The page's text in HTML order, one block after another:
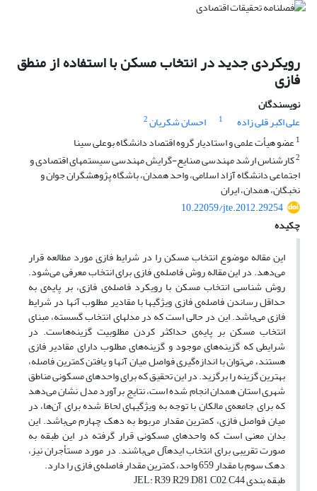
رویکردی جدید در انتخاب مسکن با استفاده از منطق
فازی
نویسندگان
علی اکبر قلی زاده
1 احسان شکریان2
1عضو هیأت علمی و استادیار گروه اقتصاد دانشگاه بوعلی سینا
2 کارشناس ارشد مهندسی صنایع-گرایش مهندسی سیستم‎های اقتصادی و
اجتماعی دانشگاه آزاد اسلامی، واحد همدان، باشگاه پژوهشگران جوان و
نخبگان، همدان، ایران
10.22059/jte.2012.29254
چکیده
این مقاله موضوع انتخاب مسکن را در شرایط فازی مورد مطالعه قرار
می‌دهد. در این مقاله روش فاصله‌ی فازی برای انتخاب معرفی می‌شود.
روش شناسی انتخاب مسکن با رویکرد فاصله‌ی فازی، بر پایه‌ی به
حداقل رساندن فاصله‌ی فازی ویژگی‎ها با مقادیر مطلوب آن‎ها در شرایط
فازی می‌باشد. این در حالی است که در مدل‎های انتخاب گسسته، مبنای
انتخاب مسکن بر پایه‌ی حداکثر کردن مطلوبیت گزینه‌هاست. در
شرایطی که گزینه‌های موجود و گزینه‌های مطلوب دارای مقادیر فازی
هستند، می‌توان با اندازه‌گیری فواصل میان آن‎ها و یافتن کم‎ترین فاصله،
بهترین گزینه را برگزید. در این تحقیق که برای واحدهای مسکونی مناطق
شهری استان همدان انجام شده است، نتایج برآورد مدل نشان می‌دهد
که برای جامعه‌ی مالکان با توجه به ویژگی‎های لحاظ شده برای آن‌ها، در
میان فواصل فازی، کم‎ترین مقدار مربوط به دهک چهارم می‌باشد. این
بدان معنی است که واحدهای مسکونی قرار گرفته در این طبقه به
صورت تقریبی برای انتخاب ایده‎آل می‌باشند. در مورد مستأجران نیز،
دهک سوم با مقدار 659 واحد، کم‎ترین مقدار فاصله‌ی فازی را دارد.
طبقه بندی JEL: R39 ,R29 ,D81 ,C02, C44